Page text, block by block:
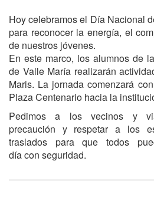
Hoy celebramos el Día Nacional
para reconocer la energía, el
de nuestros jóvenes.
En este marco, los alumnos de
de Valle María realizarán
Maris. La jornada comenzará
Plaza Centenario hacia la
Pedimos a los vecinos y
precaución y respetar a los
traslados para que todos
día con seguridad.